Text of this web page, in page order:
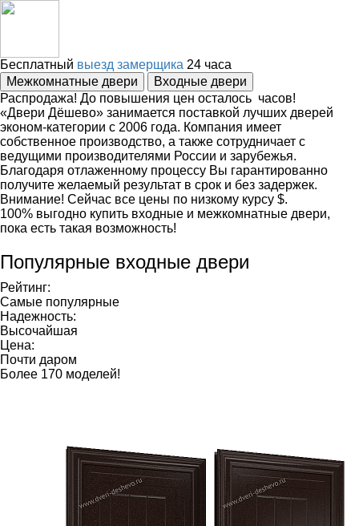
Бесплатный выезд замерщика 24 часа
Распродажа! До повышения цен осталось часов!
«Двери Дёшево» занимается поставкой лучших дверей
эконом-категории с 2006 года. Компания имеет
собственное производство, а также сотрудничает с
ведущими производителями России и зарубежья.
Благодаря отлаженному процессу Вы гарантированно
получите желаемый результат в срок и без задержек.
Внимание! Сейчас все цены по низкому курсу $.
100% выгодно купить входные и межкомнатные двери,
пока есть такая возможность!
Популярные входные двери
Рейтинг:
Самые популярные
Надежность:
Высочайшая
Цена:
Почти даром
Более 170 моделей!